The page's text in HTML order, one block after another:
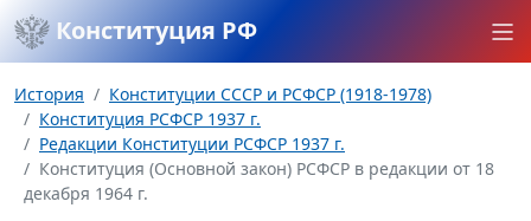
Конституция РФ
История
Конституции СССР и РСФСР (1918-1978)
Конституция РСФСР 1937 г.
Редакции Конституции РСФСР 1937 г.
Конституция (Основной закон) РСФСР в редакции от 18
декабря 1964 г.